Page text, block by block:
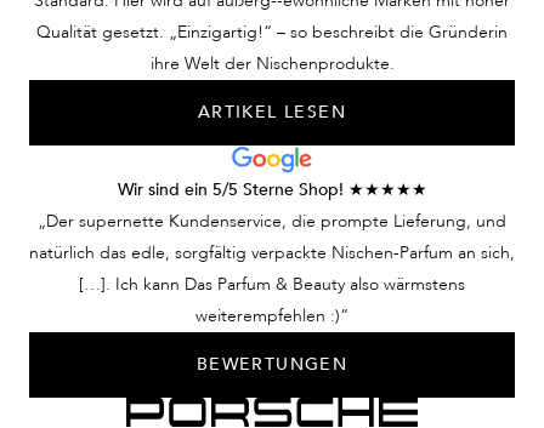
Qualität gesetzt. „Einzigartig!“ – so beschreibt die Gründerin
ihre Welt der Nischenprodukte.
ARTIKEL LESEN
Wir sind ein 5/5 Sterne Shop! ★★★★★
„Der supernette Kundenservice, die prompte Lieferung, und
natürlich das edle, sorgfältig verpackte Nischen-Parfum an sich,
[…]. Ich kann Das Parfum & Beauty also wärmstens
weiterempfehlen :)“
BEWERTUNGEN